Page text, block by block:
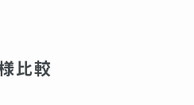
比較